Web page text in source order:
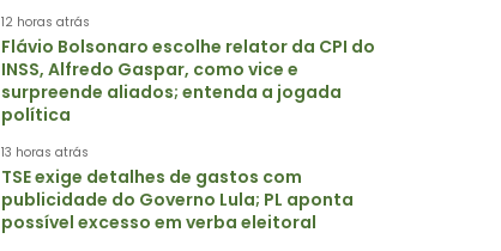
12 horas atrás
Flávio Bolsonaro escolhe relator da CPI do
INSS, Alfredo Gaspar, como vice e
surpreende aliados; entenda a jogada
política
13 horas atrás
TSE exige detalhes de gastos com
publicidade do Governo Lula; PL aponta
possível excesso em verba eleitoral